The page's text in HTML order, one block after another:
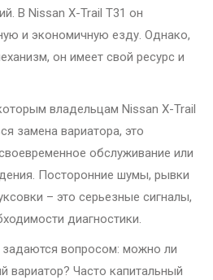
В Nissan X-Trail T31 он
и экономичную езду. Однако,
он имеет свой ресурс и
владельцам Nissan X-Trail
замена вариатора, это
обслуживание или
Посторонние шумы, рывки
– это серьезные сигналы,
диагностики.
вопросом: можно ли
вариатор? Часто капитальный